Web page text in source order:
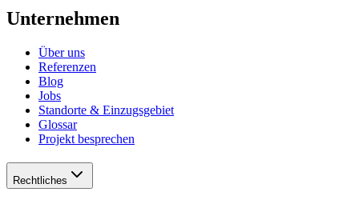
Unternehmen
Über uns
Referenzen
Blog
Jobs
Standorte & Einzugsgebiet
Glossar
Projekt besprechen
Rechtliches